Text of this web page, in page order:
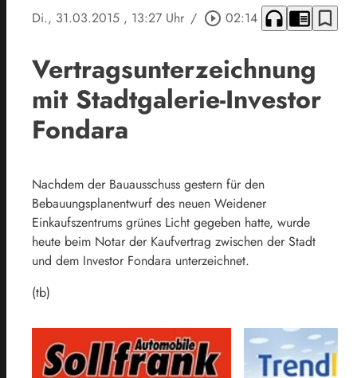
Di., 31.03.2015 , 13:27 Uhr / play_circle_outline 02:14 headphones chrome_reader_mode bookmark_border
Vertragsunterzeichnung
mit Stadtgalerie-Investor
Fondara
Nachdem der Bauausschuss gestern für den
Bebauungsplanentwurf des neuen Weidener
Einkaufszentrums grünes Licht gegeben hatte, wurde
heute beim Notar der Kaufvertrag zwischen der Stadt
und dem Investor Fondara unterzeichnet.
(tb)